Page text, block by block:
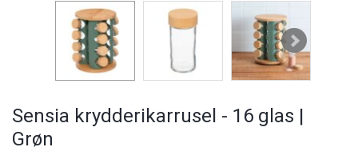
Sensia krydderikarrusel - 16 glas |
Grøn